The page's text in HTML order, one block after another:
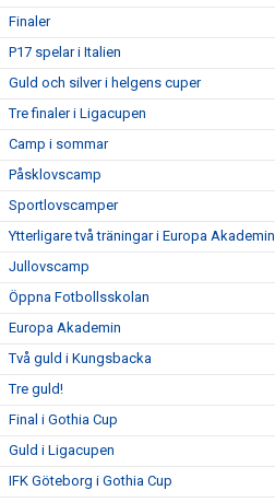
Finaler
P17 spelar i Italien
Guld och silver i helgens cuper
Tre finaler i Ligacupen
Camp i sommar
Påsklovscamp
Sportlovscamper
Ytterligare två träningar i Europa Akademin
Jullovscamp
Öppna Fotbollsskolan
Europa Akademin
Två guld i Kungsbacka
Tre guld!
Final i Gothia Cup
Guld i Ligacupen
IFK Göteborg i Gothia Cup